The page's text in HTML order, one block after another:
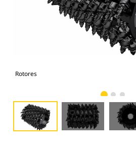
Rotores